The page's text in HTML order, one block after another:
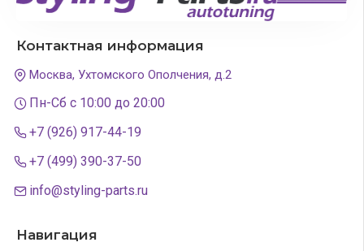
Контактная информация
Москва, Ухтомского Ополчения, д.2
Пн-Сб с 10:00 до 20:00
+7 (926) 917-44-19
+7 (499) 390-37-50
info@styling-parts.ru
Навигация